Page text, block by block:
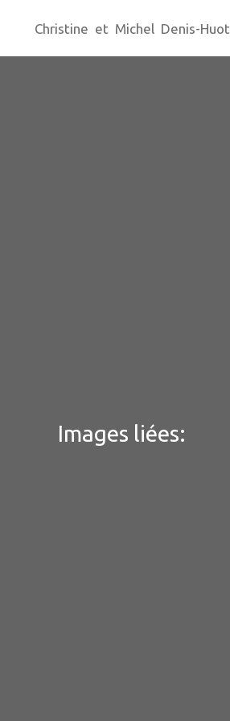
Christine et Michel Denis-Huot
Images liées: